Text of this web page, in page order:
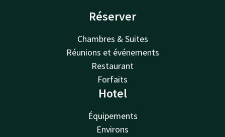
Réserver
Chambres & Suites
Réunions et événements
Restaurant
Forfaits
Hotel
Équipements
Environs